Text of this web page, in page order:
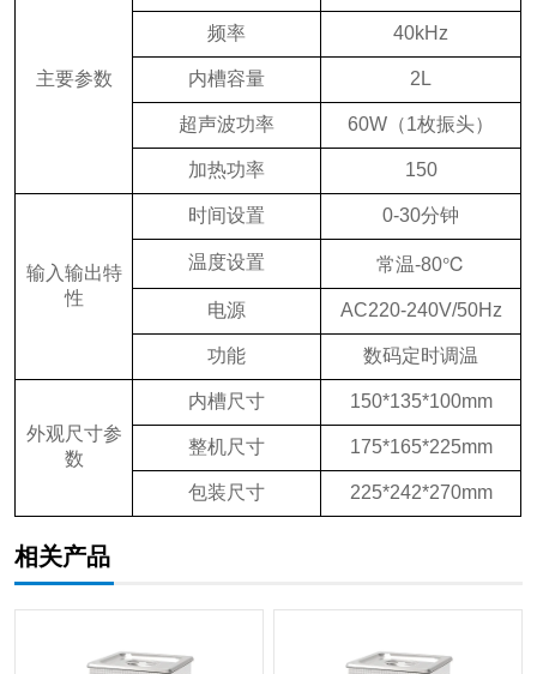
主要参数
频率 40kHz
内槽容量 2L
超声波功率 60W（1枚振头）
加热功率 150
输入输出特
性
时间设置 0-30分钟
温度设置 常温-80℃
电源 AC220-240V/50Hz
功能 数码定时调温
外观尺寸参
数
内槽尺寸 150*135*100mm
整机尺寸 175*165*225mm
包装尺寸 225*242*270mm
相关产品